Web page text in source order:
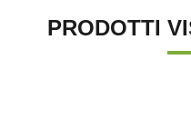
PRODOTTI